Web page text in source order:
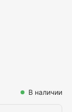
В наличии